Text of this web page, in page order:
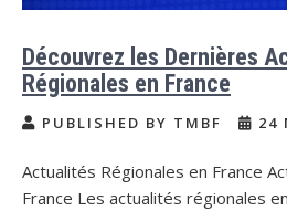
Découvrez les Dernières
Régionales en France
PUBLISHED BY TMBF 24
Actualités Régionales en France
France Les actualités régionales